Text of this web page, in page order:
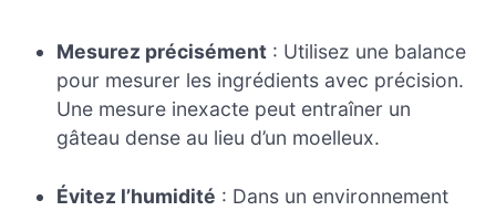
Mesurez précisément : Utilisez une balance
pour mesurer les ingrédients avec précision.
Une mesure inexacte peut entraîner un
gâteau dense au lieu d’un moelleux.
Évitez l’humidité : Dans un environnement